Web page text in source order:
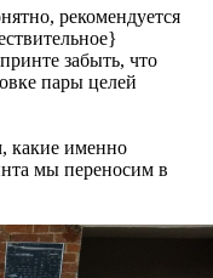
рекомендуется
забыть, что
пары целей
какие именно
мы переносим в